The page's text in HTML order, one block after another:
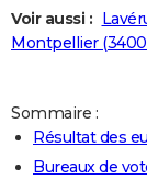
Mobiles
Meilleur smartphone
Internet
Ordinateurs
Jeux vidéo
Guide high-tech
+
BRICOLAGE
Forum
Aménagement
Extérieur
Cuisine
Salle de bains
Jardinage
Rangement
+
LIFESTYLE
Art de vivre
Bien-être
Loisirs
Mode
Modes de vie
SANTE
Voir aussi :
Montpellier
Sommaire :
Résultat des
Bureaux de